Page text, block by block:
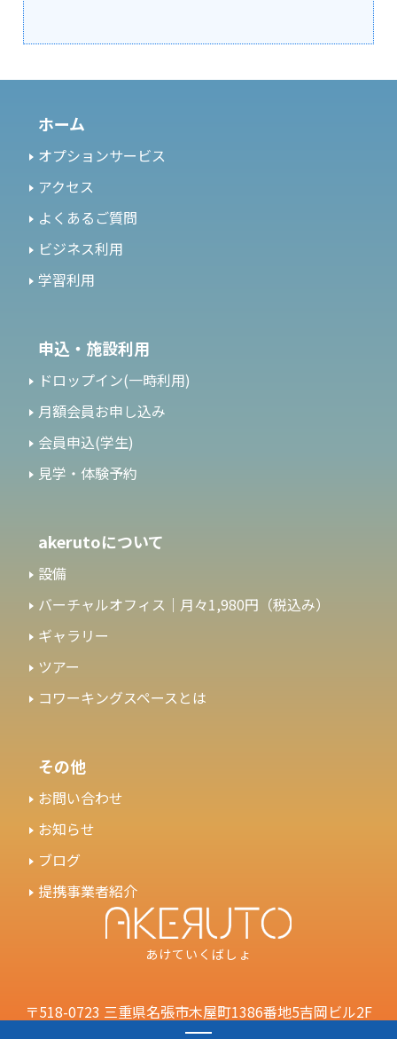
ホーム
オプションサービス
アクセス
よくあるご質問
ビジネス利用
学習利用
申込・施設利用
ドロップイン(一時利用)
月額会員お申し込み
会員申込(学生)
見学・体験予約
akerutoについて
設備
バーチャルオフィス｜月々1,980円（税込み）
ギャラリー
ツアー
コワーキングスペースとは
その他
お問い合わせ
お知らせ
ブログ
提携事業者紹介
あけていくばしょ
〒518-0723 三重県名張市木屋町1386番地5吉岡ビル2F